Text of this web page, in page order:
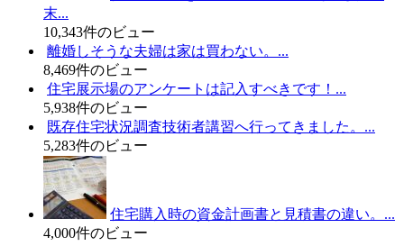
末...
10,343件のビュー
離婚しそうな夫婦は家は買わない。...
8,469件のビュー
住宅展示場のアンケートは記入すべきです！...
5,938件のビュー
既存住宅状況調査技術者講習へ行ってきました。...
5,283件のビュー
住宅購入時の資金計画書と見積書の違い。...
4,000件のビュー